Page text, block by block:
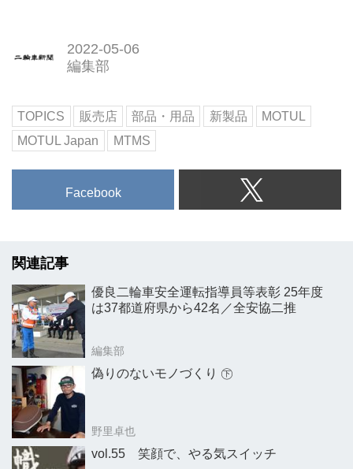
2022-05-06
編集部
TOPICS 販売店 部品・用品 新製品
MOTUL
MOTUL Japan
MTMS
Facebook
関連記事
優良二輪車安全運転指導員等表彰 25年度
は37都道府県から42名／全安協二推
編集部
偽りのないモノづくり ㊦
野里卓也
vol.55 笑顔で、やる気スイッチ